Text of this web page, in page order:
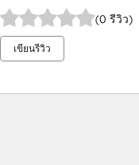
(0 รีวิว)
เขียนรีวิว